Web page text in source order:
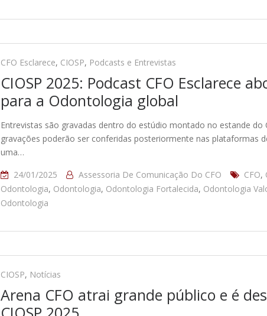
CFO Esclarece, CIOSP, Podcasts e Entrevistas
CIOSP 2025: Podcast CFO Esclarece
para a Odontologia global
Entrevistas são gravadas dentro do estúdio montado no estande do
gravações poderão ser conferidas posteriormente nas plataformas
uma…
24/01/2025
Assessoria De Comunicação Do CFO CFO,
Odontologia, Odontologia, Odontologia Fortalecida, Odontologia
Odontologia
CIOSP, Notícias
Arena CFO atrai grande público e é